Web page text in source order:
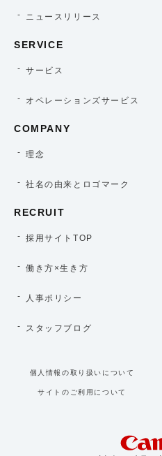
ニュースリリース
SERVICE
サービス
オペレーションズサービス
COMPANY
理念
社名の由来とロゴマーク
RECRUIT
採用サイトTOP
働き方×生き方
人事ポリシー
スタッフブログ
個人情報の取り扱いについて
サイトのご利用について